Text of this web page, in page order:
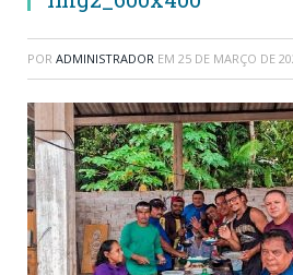
POR ADMINISTRADOR EM 25 DE MARÇO DE